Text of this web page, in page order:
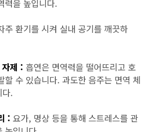
력을 높입니다.
주 환기를 시켜 실내 공기를 깨끗하
제 : 흡연은 면역력을 떨어뜨리고 호
할 수 있습니다. 과도한 음주는 면역 체
다.
: 요가, 명상 등을 통해 스트레스를 관